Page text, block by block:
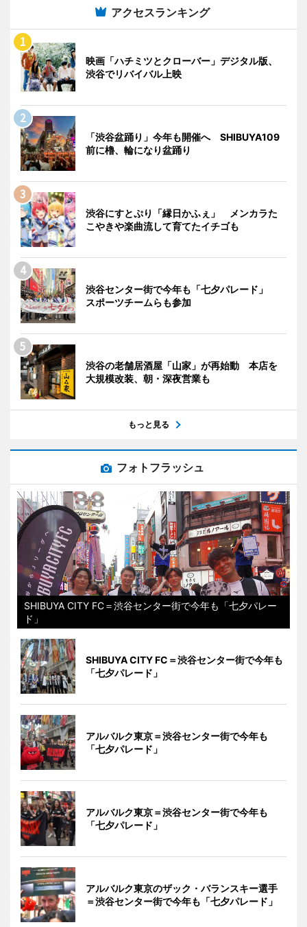
アクセスランキング
映画「ハチミツとクローバー」デジタル版、
渋谷でリバイバル上映
「渋谷盆踊り」今年も開催へ SHIBUYA109
前に櫓、輪になり盆踊り
渋谷にすとぷり「縁日かふぇ」 メンカラた
こやきや楽曲流して育てたイチゴも
渋谷センター街で今年も「七夕パレード」
スポーツチームらも参加
渋谷の老舗居酒屋「山家」が再始動 本店を
大規模改装、朝・深夜営業も
もっと見る
フォトフラッシュ
SHIBUYA CITY FC＝渋谷センター街で今年も「七夕パレー
ド」
SHIBUYA CITY FC＝渋谷センター街で今年も
「七夕パレード」
アルバルク東京＝渋谷センター街で今年も
「七夕パレード」
アルバルク東京＝渋谷センター街で今年も
「七夕パレード」
アルバルク東京のザック・バランスキー選手
＝渋谷センター街で今年も「七夕パレード」